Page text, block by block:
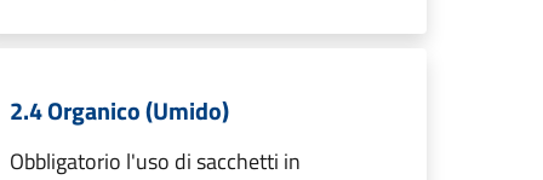
2.4 Organico (Umido)
Obbligatorio l'uso di sacchetti in